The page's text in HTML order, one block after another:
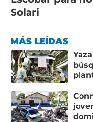
Solari
MÁS LEÍDAS